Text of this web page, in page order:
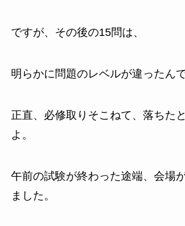
ですが、その後の15問は、
明らかに問題のレベルが違ったんで
正直、必修取りそこねて、落ちた
よ。
午前の試験が終わった途端、会場
ました。